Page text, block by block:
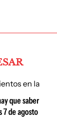
que saber
7 de agosto